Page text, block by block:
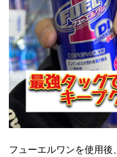
フューエルワンを使用後、